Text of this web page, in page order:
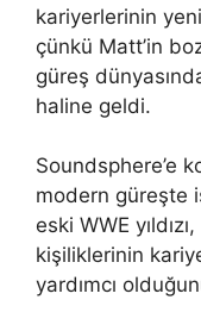
kariyerlerinin
çünkü Matt’in
güreş
haline geldi.
Soundsphere’e
modern güreşte
eski WWE
kişiliklerinin
yardımcı